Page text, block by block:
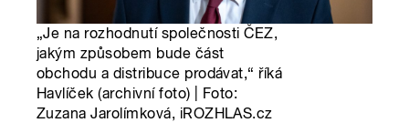
„Je na rozhodnutí společnosti ČEZ,
jakým způsobem bude část
obchodu a distribuce prodávat,“ říká
Havlíček (archivní foto) | Foto:
Zuzana Jarolímková, iROZHLAS.cz